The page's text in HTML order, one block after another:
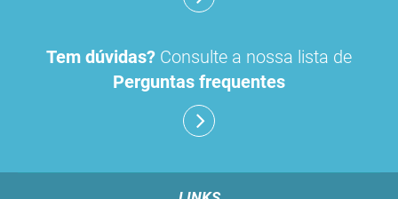
Tem dúvidas? Consulte a nossa lista de
Perguntas frequentes